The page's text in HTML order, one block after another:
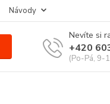
Návody
Nevíte si
+420
(Po-Pá, 9-